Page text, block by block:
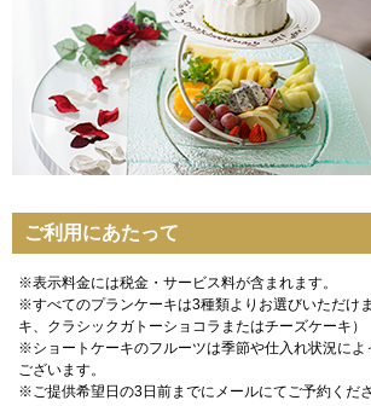
ご利用にあたって
※表示料金には税金・サービス料が含まれます。
※すべてのプランケーキは3種類よりお選びいただけ
キ、クラシックガトーショコラまたはチーズケーキ）
※ショートケーキのフルーツは季節や仕入れ状況によ
ございます。
※ご提供希望日の3日前までにメールにてご予約くださ